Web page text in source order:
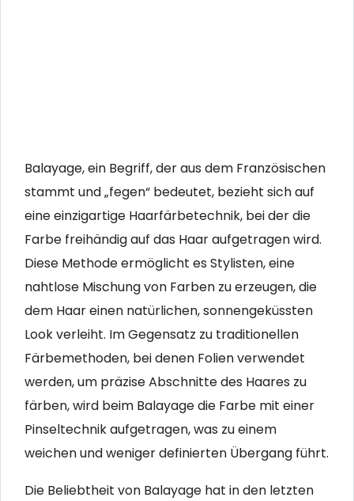
Balayage, ein Begriff, der aus dem Französischen
stammt und „fegen“ bedeutet, bezieht sich auf
eine einzigartige Haarfärbetechnik, bei der die
Farbe freihändig auf das Haar aufgetragen wird.
Diese Methode ermöglicht es Stylisten, eine
nahtlose Mischung von Farben zu erzeugen, die
dem Haar einen natürlichen, sonnengeküssten
Look verleiht. Im Gegensatz zu traditionellen
Färbemethoden, bei denen Folien verwendet
werden, um präzise Abschnitte des Haares zu
färben, wird beim Balayage die Farbe mit einer
Pinseltechnik aufgetragen, was zu einem
weichen und weniger definierten Übergang führt.
Die Beliebtheit von Balayage hat in den letzten